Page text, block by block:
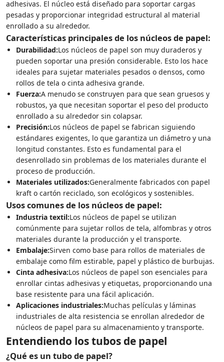
adhesivas. El núcleo está diseñado para soportar cargas
pesadas y proporcionar integridad estructural al material
enrollado a su alrededor.
Características principales de los núcleos de papel:
Durabilidad:Los núcleos de papel son muy duraderos y
pueden soportar una presión considerable. Esto los hace
ideales para sujetar materiales pesados ​​o densos, como
rollos de tela o cinta adhesiva grande.
Fuerza:A menudo se construyen para que sean gruesos y
robustos, ya que necesitan soportar el peso del producto
enrollado a su alrededor sin colapsar.
Precisión:Los núcleos de papel se fabrican siguiendo
estándares exigentes, lo que garantiza un diámetro y una
longitud constantes. Esto es fundamental para el
desenrollado sin problemas de los materiales durante el
proceso de producción.
Materiales utilizados:Generalmente fabricados con papel
kraft o cartón reciclado, son ecológicos y sostenibles.
Usos comunes de los núcleos de papel:
Industria textil:Los núcleos de papel se utilizan
comúnmente para sujetar rollos de tela, alfombras y otros
materiales durante la producción y el transporte.
Embalaje:Sirven como base para rollos de materiales de
embalaje como film estirable, papel y plástico de burbujas.
Cinta adhesiva:Los núcleos de papel son esenciales para
enrollar cintas adhesivas y etiquetas, proporcionando una
base resistente para una fácil aplicación.
Aplicaciones industriales:Muchas películas y láminas
industriales de alta resistencia se enrollan alrededor de
núcleos de papel para su almacenamiento y transporte.
Entendiendo los tubos de papel
¿Qué es un tubo de papel?